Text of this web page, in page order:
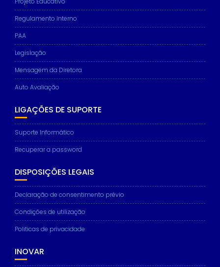
Regulamento interno
PAA
Legislação
Mensagem da Diretora
Auto Avaliação
LIGAÇÕES DE SUPORTE
Suporte Informático
Recuperar a password
DISPOSIÇÕES LEGAIS
Declaração de consentimento prévio
Condições de utilização
Politicas de privacidade
INOVAR
Marketing
By sharing
your
interests
and
behavior as
you visit our
site, you
increase the
chance of
personalized
content and
offers.